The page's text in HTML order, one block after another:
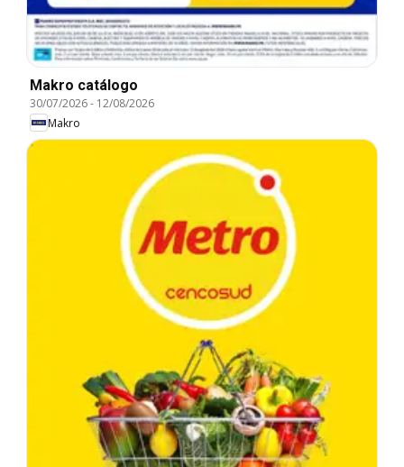
Makro catálogo
30/07/2026- 12/08/2026
Makro